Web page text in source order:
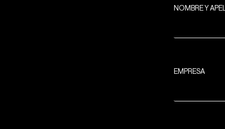
NOMBRE Y
EMPRESA